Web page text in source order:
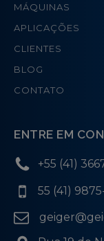
MÁQUINAS
APLICAÇÕES
CLIENTES
BLOG
CONTATO
ENTRE EM
+55 (41)
55 (41)